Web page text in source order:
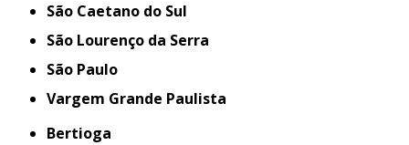
São Caetano do Sul
São Lourenço da Serra
São Paulo
Vargem Grande Paulista
Bertioga